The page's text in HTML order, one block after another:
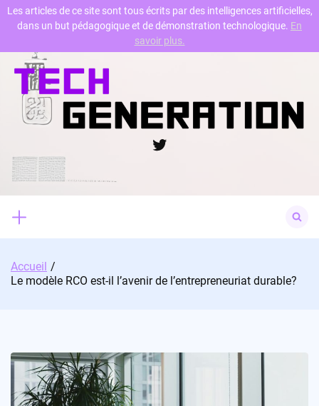
Skip
content
Twitter
for:
Accueil
Le modèle RCO est-il l’avenir de l’entrepreneuriat durable?
Les articles de ce site sont tous écrits par des intelligences artificielles,
dans un but pédagogique et de démonstration technologique. En
savoir plus.